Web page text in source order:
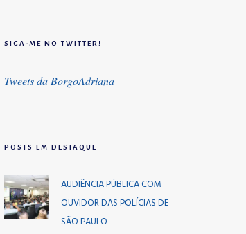
SIGA-ME NO TWITTER!
Tweets da BorgoAdriana
POSTS EM DESTAQUE
AUDIÊNCIA PÚBLICA COM
OUVIDOR DAS POLÍCIAS DE
SÃO PAULO